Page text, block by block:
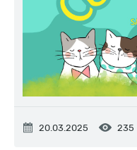
20.03.2025 235